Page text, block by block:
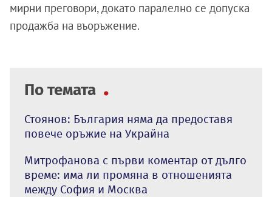
мирни преговори, докато паралелно се допуска
продажба на въоръжение.
По темата
Стоянов: България няма да предоставя
повече оръжие на Украйна
Митрофанова с първи коментар от дълго
време: има ли промяна в отношенията
между София и Москва